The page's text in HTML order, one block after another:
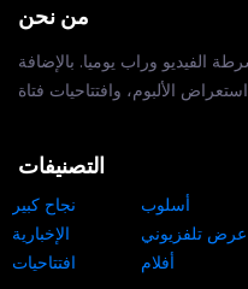
من نحن
الفيديو وراب يوميا. بالإضافة
التصنيفات
نجاح كبير أسلوب
الإخبارية
عرض تلفزيوني
افتتاحيات
أفلام